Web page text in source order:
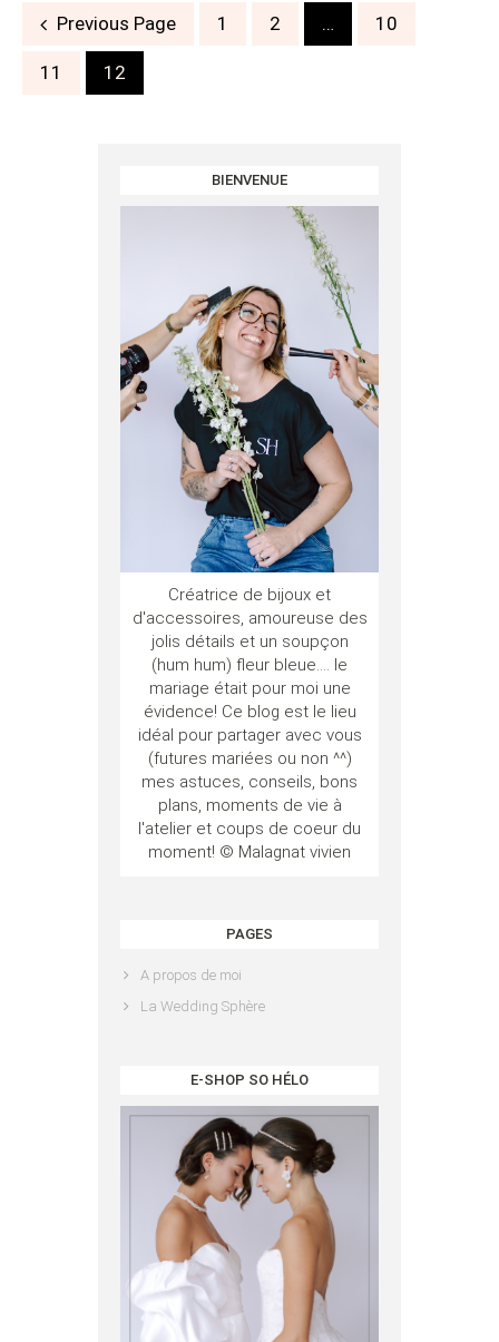
Posts
navigation
Previous Page 1 2 … 10
11 12
BIENVENUE
Créatrice de bijoux et
d'accessoires, amoureuse des
jolis détails et un soupçon
(hum hum) fleur bleue.... le
mariage était pour moi une
évidence! Ce blog est le lieu
idéal pour partager avec vous
(futures mariées ou non ^^)
mes astuces, conseils, bons
plans, moments de vie à
l'atelier et coups de coeur du
moment! © Malagnat vivien
PAGES
A propos de moi
La Wedding Sphère
E-SHOP SO HÉLO